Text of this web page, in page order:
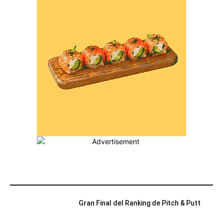
Gran Final del Ranking de Pitch & Putt